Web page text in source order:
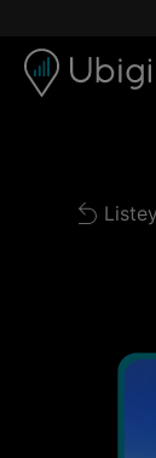
Back to